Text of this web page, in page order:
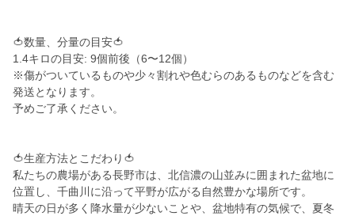
🍅数量、分量の目安🍅
1.4キロの目安: 9個前後（6〜12個）
※傷がついているものや少々割れや色むらのあるものなどを含む
発送となります。
予めご了承ください。
🍅生産方法とこだわり🍅
私たちの農場がある長野市は、北信濃の山並みに囲まれた盆地に
位置し、千曲川に沿って平野が広がる自然豊かな場所です。
晴天の日が多く降水量が少ないことや、盆地特有の気候で、夏冬